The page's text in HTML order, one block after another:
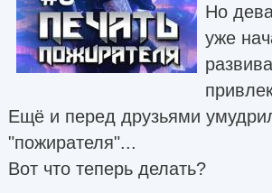
Но
уже
Ещё и перед друзьями
"пожирателя"...
Вот что теперь делать?